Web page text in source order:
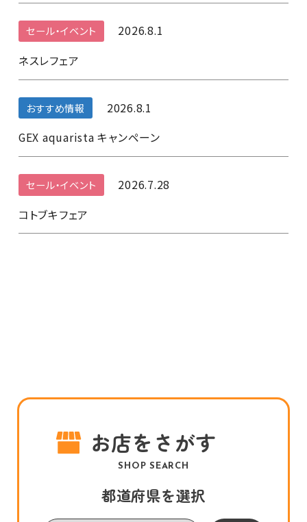
セール・イベント
2026.8.1
ネスレフェア
おすすめ情報
2026.8.1
GEX aquarista キャンペーン
セール・イベント
2026.7.28
コトブキフェア
お店をさがす
SHOP SEARCH
都道府県を選択